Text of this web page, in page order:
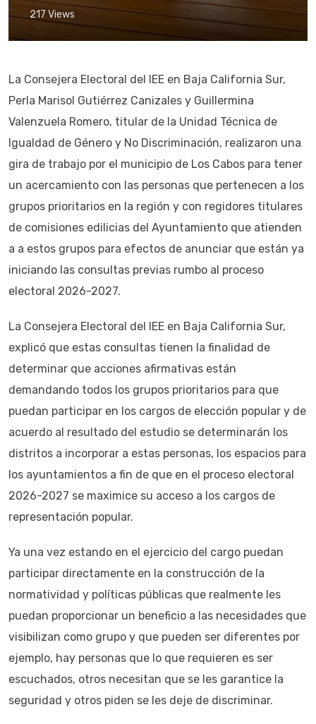
217 Views
La Consejera Electoral del IEE en Baja California Sur,
Perla Marisol Gutiérrez Canizales y Guillermina
Valenzuela Romero, titular de la Unidad Técnica de
Igualdad de Género y No Discriminación, realizaron una
gira de trabajo por el municipio de Los Cabos para tener
un acercamiento con las personas que pertenecen a los
grupos prioritarios en la región y con regidores titulares
de comisiones edilicias del Ayuntamiento que atienden
a a estos grupos para efectos de anunciar que están ya
iniciando las consultas previas rumbo al proceso
electoral 2026-2027.
La Consejera Electoral del IEE en Baja California Sur,
explicó que estas consultas tienen la finalidad de
determinar que acciones afirmativas están
demandando todos los grupos prioritarios para que
puedan participar en los cargos de elección popular y de
acuerdo al resultado del estudio se determinarán los
distritos a incorporar a estas personas, los espacios para
los ayuntamientos a fin de que en el proceso electoral
2026-2027 se maximice su acceso a los cargos de
representación popular.
Ya una vez estando en el ejercicio del cargo puedan
participar directamente en la construcción de la
normatividad y políticas públicas que realmente les
puedan proporcionar un beneficio a las necesidades que
visibilizan como grupo y que pueden ser diferentes por
ejemplo, hay personas que lo que requieren es ser
escuchados, otros necesitan que se les garantice la
seguridad y otros piden se les deje de discriminar.